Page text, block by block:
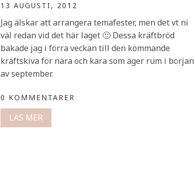
13 AUGUSTI, 2012
Jag älskar att arrangera temafester, men det vt ni
väl redan vid det här laget 🙂 Dessa kräftbröd
bakade jag i förra veckan till den kommande
kräftskiva för nära och kära som äger rum i början
av september.
0 KOMMENTARER
LÄS MER